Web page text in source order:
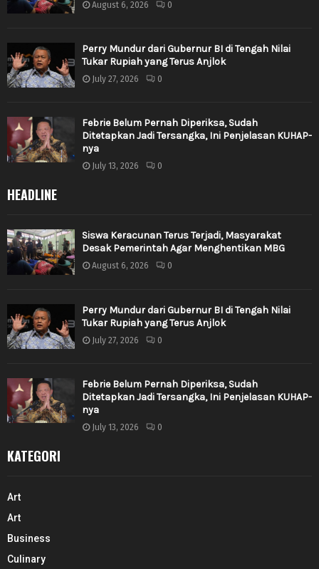
August 6, 2026 0
Perry Mundur dari Gubernur BI di Tengah Nilai
Tukar Rupiah yang Terus Anjlok
July 27, 2026 0
Febrie Belum Pernah Diperiksa, Sudah
Ditetapkan Jadi Tersangka, Ini Penjelasan KUHAP-
nya
July 13, 2026 0
HEADLINE
Siswa Keracunan Terus Terjadi, Masyarakat
Desak Pemerintah Agar Menghentikan MBG
August 6, 2026 0
Perry Mundur dari Gubernur BI di Tengah Nilai
Tukar Rupiah yang Terus Anjlok
July 27, 2026 0
Febrie Belum Pernah Diperiksa, Sudah
Ditetapkan Jadi Tersangka, Ini Penjelasan KUHAP-
nya
July 13, 2026 0
KATEGORI
Art
Art
Business
Culinary